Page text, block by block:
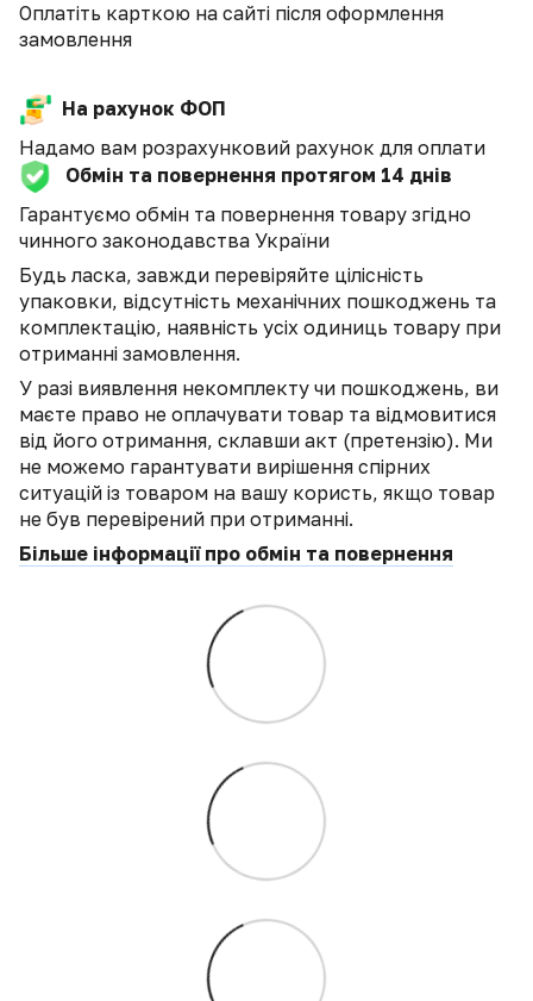
Оплатіть карткою на сайті після оформлення
замовлення
На рахунок ФОП
Надамо вам розрахунковий рахунок для оплати
Обмін та повернення протягом 14 днів
Гарантуємо обмін та повернення товару згідно
чинного законодавства України
Будь ласка, завжди перевіряйте цілісність
упаковки, відсутність механічних пошкоджень та
комплектацію, наявність усіх одиниць товару при
отриманні замовлення.
У разі виявлення некомплекту чи пошкоджень, ви
маєте право не оплачувати товар та відмовитися
від його отримання, склавши акт (претензію). Ми
не можемо гарантувати вирішення спірних
ситуацій із товаром на вашу користь, якщо товар
не був перевірений при отриманні.
Більше інформації про обмін та повернення